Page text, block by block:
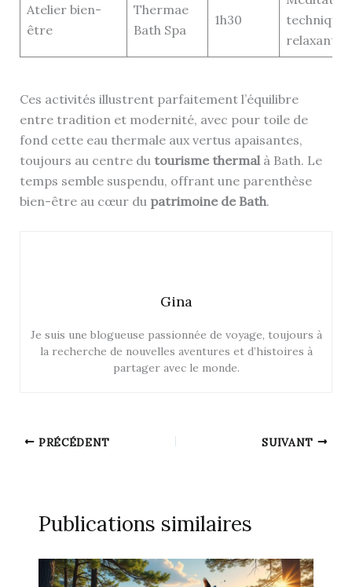
Atelier bien-
être
Thermae
Bath Spa
1h30
techniques
relaxantes
Ces activités illustrent parfaitement l’équilibre
entre tradition et modernité, avec pour toile de
fond cette eau thermale aux vertus apaisantes,
toujours au centre du tourisme thermalà Bath. Le
temps semble suspendu, offrant une parenthèse
bien-être au cœur du patrimoine de Bath.
Gina
Je suis une blogueuse passionnée de voyage, toujours à
la recherche de nouvelles aventures et d’histoires à
partager avec le monde.
PRÉCÉDENT SUIVANT
Publications similaires